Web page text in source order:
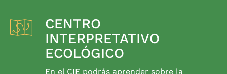
CENTRO
INTERPRETATIVO
ECOLÓGICO
En el CIE podrás aprender sobre la